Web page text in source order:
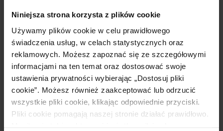
Niniejsza strona korzysta z plików cookie
Używamy plików cookie w celu prawidłowego
świadczenia usług, w celach statystycznych oraz
reklamowych. Możesz zapoznać się ze szczegółowymi
informacjami na ten temat oraz dostosować swoje
ustawienia prywatności wybierając „Dostosuj pliki
cookie”. Możesz również zaakceptować lub odrzucić
wszystkie pliki cookie, klikając odpowiednie przyciski.
Pliki cookie pomagają naszej stronie działać prawidłowo.
Szczegóły
Skład i wymiary
Opinie